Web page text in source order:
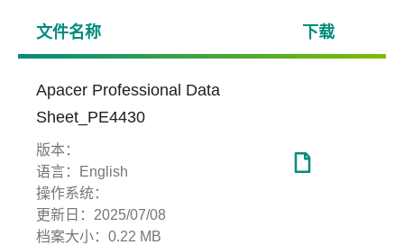
文件名称 下载
Apacer Professional Data
Sheet_PE4430
版本：
语言：
English
操作系统：
更新日： 2025/07/08
档案大小： 0.22 MB